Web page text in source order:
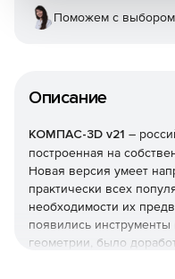
Описание
КОМПАС-3D v21 –
построенная на
Новая версия умеет
практически всех
необходимости их
появились
геометрии, было
Поможем с выбором